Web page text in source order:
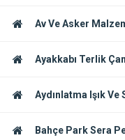
Av Ve Asker
Ayakkabı Terlik
Aydınlatma Işık
Bahçe Park Sera